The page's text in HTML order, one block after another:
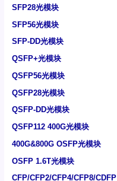
SFP28光模块
SFP56光模块
SFP-DD光模块
QSFP+光模块
QSFP56光模块
QSFP28光模块
QSFP-DD光模块
QSFP112 400G光模块
400G&800G OSFP光模块
OSFP 1.6T光模块
CFP/CFP2/CFP4/CFP8/CDFP